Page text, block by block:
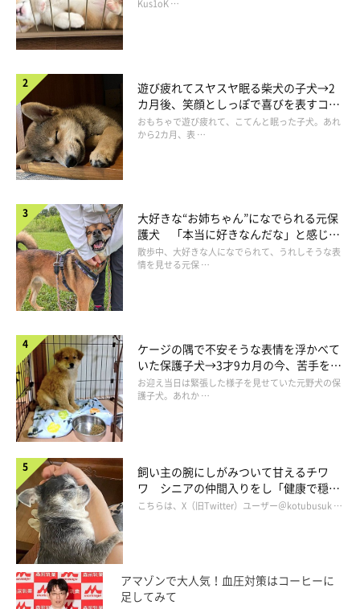
長！
Kus1oK …
遊び疲れてスヤスヤ眠る柴犬の子犬→2
カ月後、笑顔としっぽで喜びを表すコに
成長！
おもちゃで遊び疲れて、こてんと眠った子犬。あれ
から2カ月、表 …
大好きな“お姉ちゃん”になでられる元保
護犬 「本当に好きなんだな」と感じる
表情にほっこり
散歩中、大好きな人になでられて、うれしそうな表
情を見せる元保 …
ケージの隅で不安そうな表情を浮かべて
いた保護子犬→3才9カ月の今、苦手を克
服し頼もしいコに成長！
お迎え当日は緊張した様子を見せていた元野犬の保
護子犬。あれか …
飼い主の腕にしがみついて甘えるチワ
ワ シニアの仲間入りをし「健康で穏や
かな暮らしが続いてほしい」と願う
こちらは、X（旧Twitter）ユーザー＠kotubusuk …
アマゾンで大人気！血圧対策はコーヒーに
足してみて